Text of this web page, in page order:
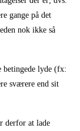
gange på det
nok ikke så
betingede lyde (fx:
sværere end sit
derfor at lade